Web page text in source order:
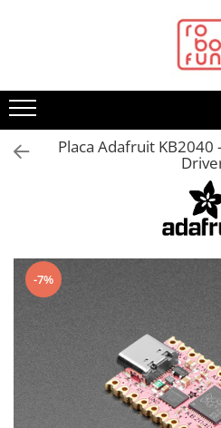
Arduino Original
Arduino Compatibil
Raspberry PI
Accesorii
Audio
Cabluri si Conectori
Camera
Cutii
LCD
Placa Adafruit KB2040
-7%